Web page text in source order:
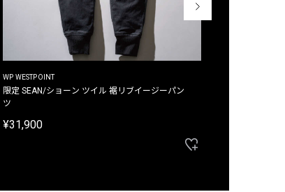
WP WESTPOINT
限定 SEAN/ショーン ツイル 裾リブイージーパン
ツ
¥31,900